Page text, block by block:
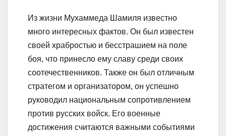
Из жизни Мухаммеда Шамиля известно
много интересных фактов. Он был известен
своей храбростью и бесстрашием на поле
боя, что принесло ему славу среди своих
соотечественников. Также он был отличным
стратегом и организатором, он успешно
руководил национальным сопротивлением
против русских войск. Его военные
достижения считаются важными событиями